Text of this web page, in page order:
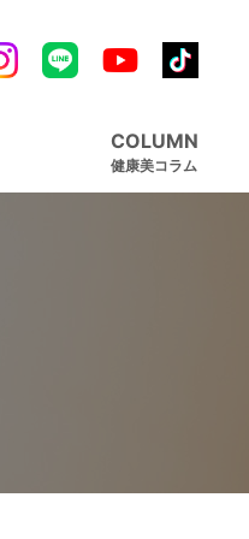
COLUMN
健康美コラム